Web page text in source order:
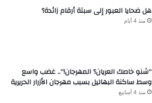
هل ضحايا العبور إلى سبتة أرقام زائدة؟
منذ 4 أيام
“شنو خاصك العريان؟ المهرجان!”.. غضب واسع
وسط ساكنة البهاليل بسبب مهرجان الأزرار الحريرية
منذ 4 أسابيع